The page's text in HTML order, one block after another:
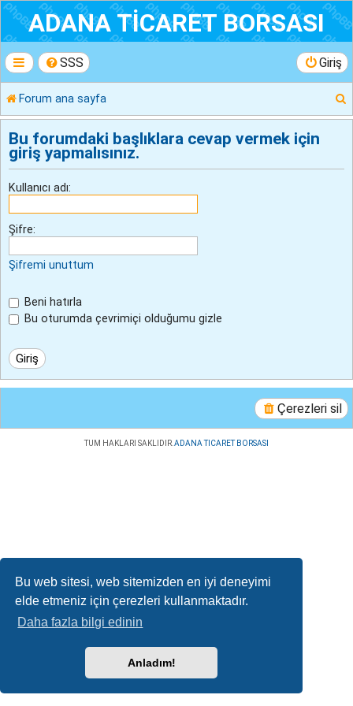
Bu web sitesi, web sitemizden en iyi deneyimi
elde etmeniz için çerezleri kullanmaktadır.
Daha fazla bilgi edinin
Anladım!
ADANA TİCARET BORSASI
SSS Giriş
Forum ana sayfa
r
Bu forumdaki başlıklara cevap vermek için
giriş yapmalısınız.
Kullanıcı adı:
Şifre:
Şifremi unuttum
Beni hatırla
Bu oturumda çevrimiçi olduğumu gizle
Çerezleri sil
TUM HAKLARI SAKLIDIR. ADANA TICARET BORSASI